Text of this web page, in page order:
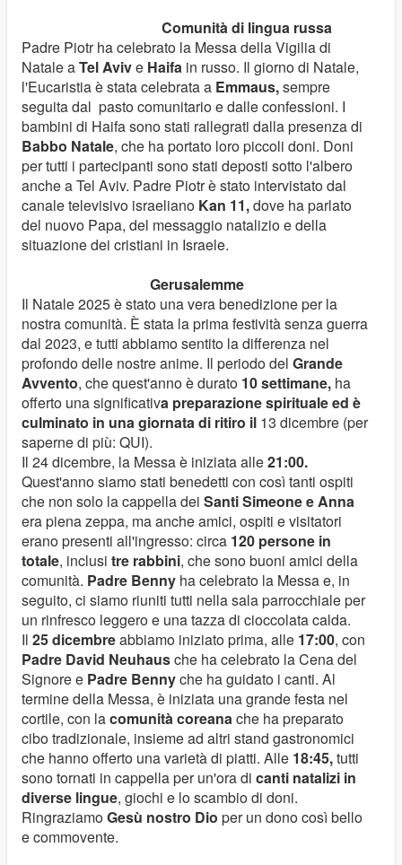
Comunità di lingua russa
Padre Piotr ha celebrato la Messa della Vigilia di
Natale aTel Avive Haifa in russo. Il giorno di Natale,
l'Eucaristia è stata celebrata a Emmaus,sempre
seguita dal pasto comunitario e dalle confessioni. I
bambini di Haifa sono stati rallegrati dalla presenza di
Babbo Natale, che ha portato loro piccoli doni. Doni
per tutti i partecipanti sono stati deposti sotto l'albero
anche a Tel Aviv. Padre Piotr è stato intervistato dal
canale televisivo israeliano Kan 11,dove ha parlato
del nuovo Papa, del messaggio natalizio e della
situazione dei cristiani in Israele.
Gerusalemme
Il Natale 2025 è stato una vera benedizione per la
nostra comunità. È stata la prima festività senza guerra
dal 2023, e tutti abbiamo sentito la differenza nel
profondo delle nostre anime. Il periodo del Grande
Avvento, che quest'anno è durato 10 settimane, ha
offerto una significativa preparazione spirituale ed è
culminato in una giornata di ritiro il 13 dicembre (per
saperne di più: QUI).
Il 24 dicembre, la Messa è iniziata alle21:00.
Quest'anno siamo stati benedetti con così tanti ospiti
che non solo la cappella dei Santi Simeone e Anna
era piena zeppa, ma anche amici, ospiti e visitatori
erano presenti all'ingresso: circa 120 persone in
totale, inclusi tre rabbini, che sono buoni amici della
comunità. Padre Benny ha celebrato la Messa e, in
seguito, ci siamo riuniti tutti nella sala parrocchiale per
un rinfresco leggero e una tazza di cioccolata calda.
Il 25 dicembreabbiamo iniziato prima, alle 17:00, con
Padre David Neuhausche ha celebrato la Cena del
Signore e Padre Bennyche ha guidato i canti. Al
termine della Messa, è iniziata una grande festa nel
cortile, con lacomunità coreanache ha preparato
cibo tradizionale, insieme ad altri stand gastronomici
che hanno offerto una varietà di piatti. Alle 18:45,tutti
sono tornati in cappella per un'ora di canti natalizi in
diverse lingue, giochi e lo scambio di doni.
RingraziamoGesù nostro Dio per un dono così bello
e commovente.